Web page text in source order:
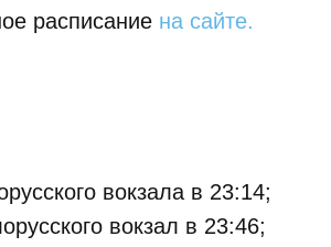
расписание на сайте.
вокзала в 23:14;
вокзал в 23:46;